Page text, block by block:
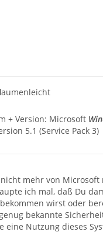
+ Version: Microsoft
5.1 (Service Pack 3)
nicht mehr von Microsoft
ich mal, daß Du
wirst oder
bekannte
eine Nutzung dieses